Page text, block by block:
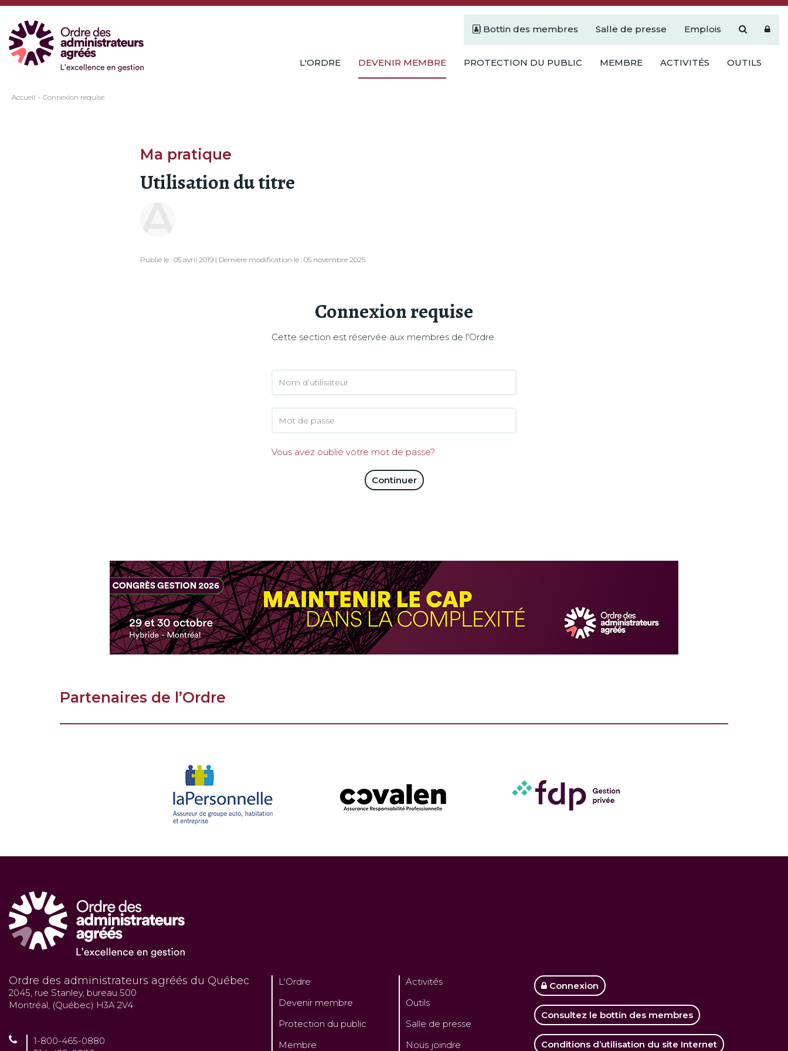
Bottin des membres Salle de presse Emplois
L'ORDRE DEVENIR MEMBRE PROTECTION DU PUBLIC MEMBRE ACTIVITÉS OUTILS
Accueil Connexion requise
Ma pratique
Utilisation du titre
Publié le : 05 avril 2019 | Dernière modification le : 05 novembre 2025
Connexion requise
Cette section est réservée aux membres de l'Ordre.
Vous avez oublié votre mot de passe?
Continuer
Partenaires de l’Ordre
Ordre des administrateurs agréés du Québec
2045, rue Stanley, bureau 500
Montréal, (Québec) H3A 2V4
1-800-465-0880
L'Ordre
Devenir membre
Protection du public
Membre
Activités
Outils
Salle de presse
Nous joindre
Connexion
Consultez le bottin des membres
Conditions d’utilisation du site Internet